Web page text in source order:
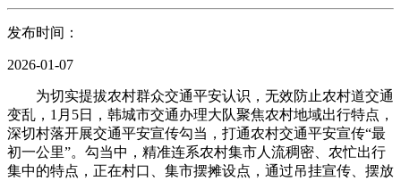
发布时间：
2026-01-07
为切实提拔农村群众交通平安认识，无效防止农村道交通
变乱，1月5日，韩城市交通办理大队聚焦农村地域出行特点，
深切村落开展交通平安宣传勾当，打通农村交通平安宣传“最
初一公里”。勾当中，精准连系农村集市人流稠密、农忙出行
集中的特点，正在村口、集市摆摊设点，通过吊挂宣传、摆放